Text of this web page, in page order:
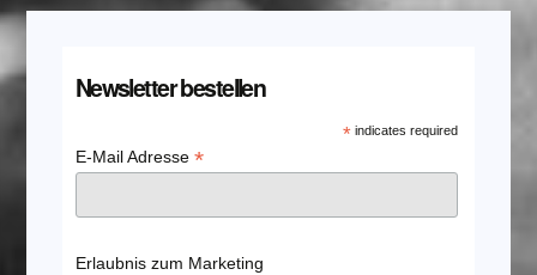
Newsletter bestellen
* indicates required
E-Mail Adresse *
Erlaubnis zum Marketing